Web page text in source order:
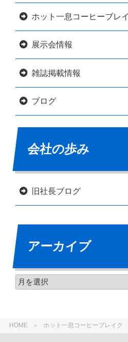
HOME ホット一息コーヒーブレイク
ホット一息コーヒーブレ
展示会情報
雑誌掲載情報
ブログ
会社の歩み
旧社長ブログ
アーカイブ